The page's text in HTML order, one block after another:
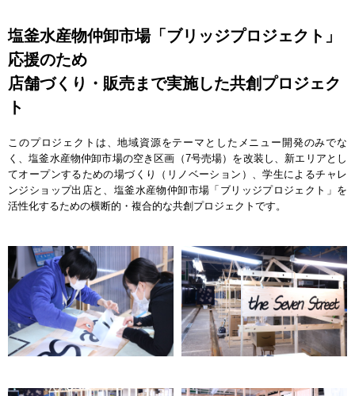
塩釜水産物仲卸市場「ブリッジプロジェクト」
応援のため
店舗づくり・販売まで実施した共創プロジェク
ト
このプロジェクトは、地域資源をテーマとしたメニュー開発のみでな
く、塩釜水産物仲卸市場の空き区画（7号売場）を改装し、新エリアとし
てオープンするための場づくり（リノベーション）、学生によるチャレ
ンジショップ出店と、塩釜水産物仲卸市場「ブリッジプロジェクト」を
活性化するための横断的・複合的な共創プロジェクトです。